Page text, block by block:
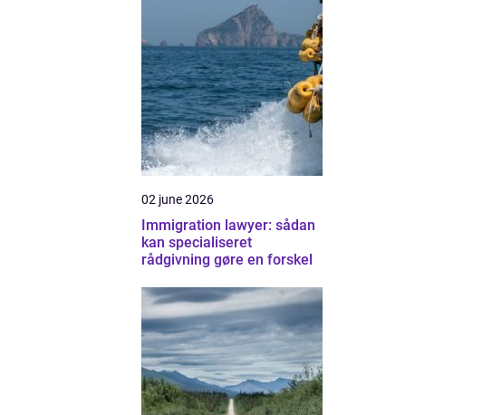
02 june 2026
Immigration lawyer: sådan
kan specialiseret
rådgivning gøre en forskel